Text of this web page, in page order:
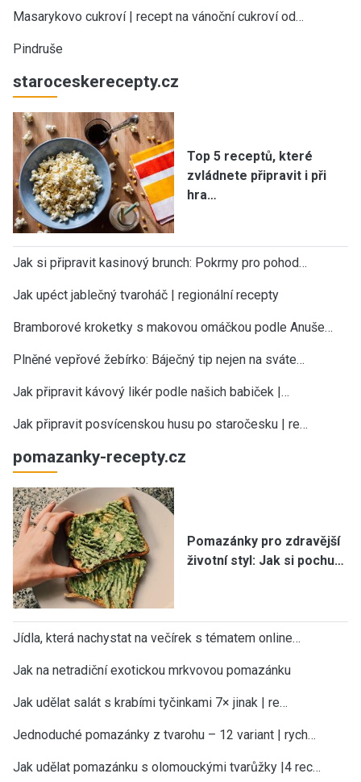
Masarykovo cukroví | recept na vánoční cukroví od…
Pindruše
staroceskerecepty.cz
Top 5 receptů, které
zvládnete připravit i při
hra…
Jak si připravit kasinový brunch: Pokrmy pro pohod…
Jak upéct jablečný tvaroháč | regionální recepty
Bramborové kroketky s makovou omáčkou podle Anuše…
Plněné vepřové žebírko: Báječný tip nejen na sváte…
Jak připravit kávový likér podle našich babiček |…
Jak připravit posvícenskou husu po staročesku | re…
pomazanky-recepty.cz
Pomazánky pro zdravější
životní styl: Jak si pochu…
Jídla, která nachystat na večírek s tématem online…
Jak na netradiční exotickou mrkvovou pomazánku
Jak udělat salát s krabími tyčinkami 7× jinak | re…
Jednoduché pomazánky z tvarohu – 12 variant | rych…
Jak udělat pomazánku s olomouckými tvarůžky |4 rec…